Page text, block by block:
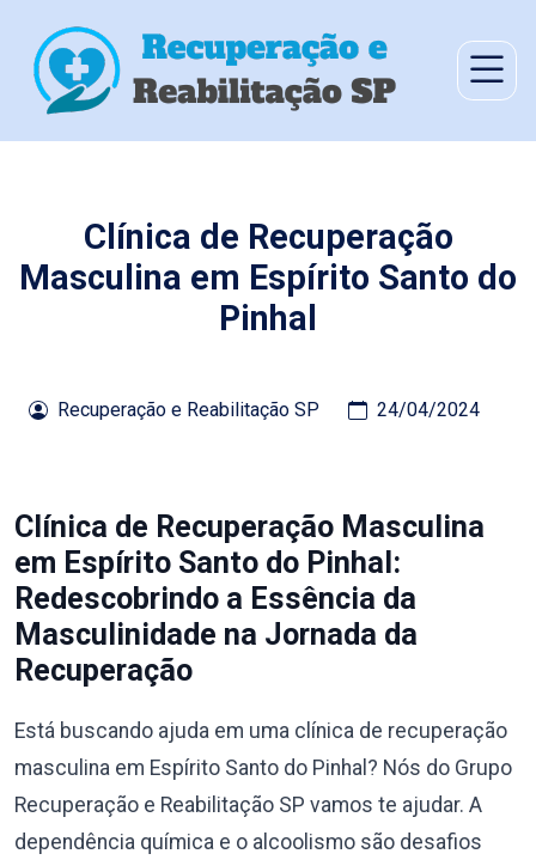
Clínica de Recuperação
Masculina em Espírito Santo do
Pinhal
Recuperação e Reabilitação SP 24/04/2024
Clínica de Recuperação Masculina
em Espírito Santo do Pinhal:
Redescobrindo a Essência da
Masculinidade na Jornada da
Recuperação
Está buscando ajuda em uma clínica de recuperação
masculina em Espírito Santo do Pinhal? Nós do Grupo
Recuperação e Reabilitação SP vamos te ajudar. A
dependência química e o alcoolismo são desafios